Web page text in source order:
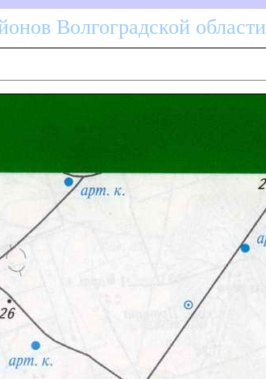
Волгоградской области